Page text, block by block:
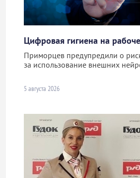
Цифровая гигиена на
Приморцев предупредили о
за использование внешних
5 августа 2026